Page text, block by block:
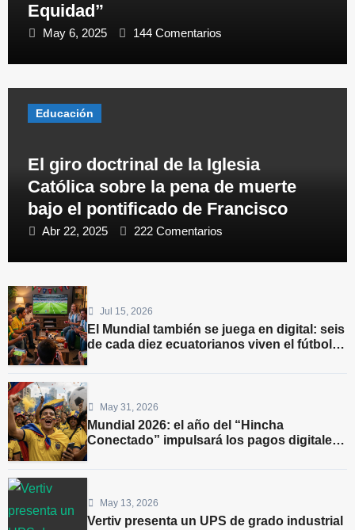
Equidad”
May 6, 2025 144 Comentarios
Educación
El giro doctrinal de la Iglesia
Católica sobre la pena de muerte
bajo el pontificado de Francisco
Abr 22, 2025 222 Comentarios
Jul 15, 2026
El Mundial también se juega en digital: seis
de cada diez ecuatorianos viven el fútbol
desde los videojuegos
May 31, 2026
Mundial 2026: el año del “Hincha
Conectado” impulsará los pagos digitales
en tiempo real
May 13, 2026
Vertiv presenta un UPS de grado industrial